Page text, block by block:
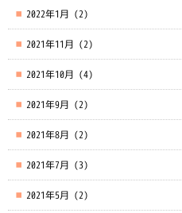
2022年1月 (2)
2021年11月 (2)
2021年10月 (4)
2021年9月 (2)
2021年8月 (2)
2021年7月 (3)
2021年5月 (2)